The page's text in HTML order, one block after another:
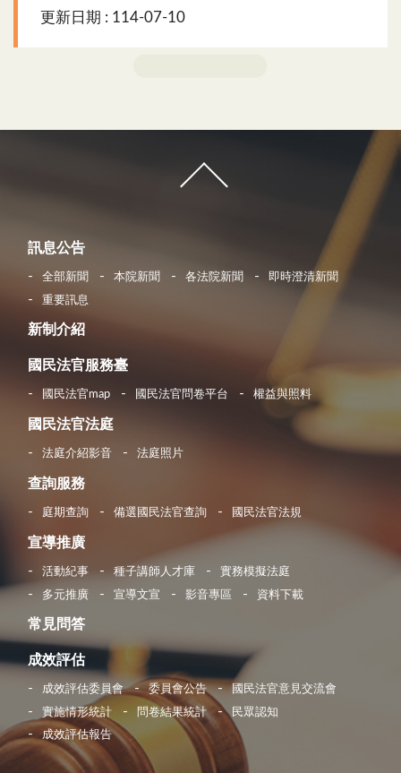
更新日期 : 114-07-10
訊息公告
全部新聞 本院新聞 各法院新聞
即時澄清新聞
重要訊息
新制介紹
國民法官服務臺
國民法官map 國民法官問卷平台 權益與照料
國民法官法庭
法庭介紹影音 法庭照片
查詢服務
庭期查詢 備選國民法官查詢 國民法官法規
宣導推廣
活動紀事 種子講師人才庫
實務模擬法庭
多元推廣
宣導文宣 影音專區 資料下載
常見問答
成效評估
成效評估委員會 委員會公告
國民法官意見交流會
實施情形統計
問卷結果統計
民眾認知
成效評估報告